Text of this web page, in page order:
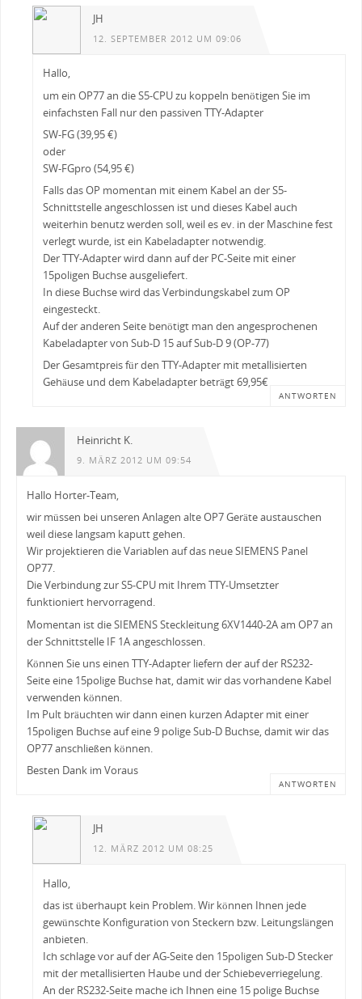
JH
12. SEPTEMBER 2012 UM 09:06
Hallo,
um ein OP77 an die S5-CPU zu koppeln benötigen Sie im
einfachsten Fall nur den passiven TTY-Adapter
SW-FG (39,95 €)
oder
SW-FGpro (54,95 €)
Falls das OP momentan mit einem Kabel an der S5-
Schnittstelle angeschlossen ist und dieses Kabel auch
weiterhin benutz werden soll, weil es ev. in der Maschine fest
verlegt wurde, ist ein Kabeladapter notwendig.
Der TTY-Adapter wird dann auf der PC-Seite mit einer
15poligen Buchse ausgeliefert.
In diese Buchse wird das Verbindungskabel zum OP
eingesteckt.
Auf der anderen Seite benötigt man den angesprochenen
Kabeladapter von Sub-D 15 auf Sub-D 9 (OP-77)
Der Gesamtpreis für den TTY-Adapter mit metallisierten
Gehäuse und dem Kabeladapter beträgt 69,95€
ANTWORTEN
Heinricht K.
9. MÄRZ 2012 UM 09:54
Hallo Horter-Team,
wir müssen bei unseren Anlagen alte OP7 Geräte austauschen
weil diese langsam kaputt gehen.
Wir projektieren die Variablen auf das neue SIEMENS Panel
OP77.
Die Verbindung zur S5-CPU mit Ihrem TTY-Umsetzter
funktioniert hervorragend.
Momentan ist die SIEMENS Steckleitung 6XV1440-2A am OP7 an
der Schnittstelle IF 1A angeschlossen.
Können Sie uns einen TTY-Adapter liefern der auf der RS232-
Seite eine 15polige Buchse hat, damit wir das vorhandene Kabel
verwenden können.
Im Pult bräuchten wir dann einen kurzen Adapter mit einer
15poligen Buchse auf eine 9 polige Sub-D Buchse, damit wir das
OP77 anschließen können.
Besten Dank im Voraus
ANTWORTEN
JH
12. MÄRZ 2012 UM 08:25
Hallo,
das ist überhaupt kein Problem. Wir können Ihnen jede
gewünschte Konfiguration von Steckern bzw. Leitungslängen
anbieten.
Ich schlage vor auf der AG-Seite den 15poligen Sub-D Stecker
mit der metallisierten Haube und der Schiebeverriegelung.
An der RS232-Seite mache ich Ihnen eine 15 polige Buchse